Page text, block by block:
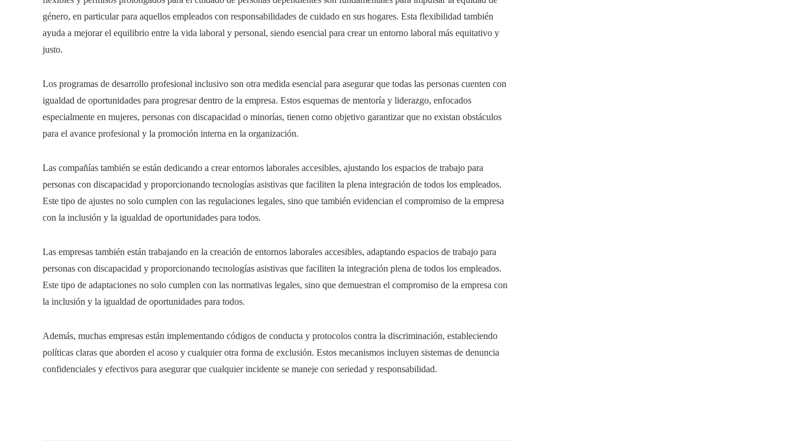
género, en particular para aquellos empleados con responsabilidades de cuidado en sus hogares. Esta flexibilidad también
ayuda a mejorar el equilibrio entre la vida laboral y personal, siendo esencial para crear un entorno laboral más equitativo y
justo.
Los programas de desarrollo profesional inclusivo son otra medida esencial para asegurar que todas las personas cuenten con
igualdad de oportunidades para progresar dentro de la empresa. Estos esquemas de mentoría y liderazgo, enfocados
especialmente en mujeres, personas con discapacidad o minorías, tienen como objetivo garantizar que no existan obstáculos
para el avance profesional y la promoción interna en la organización.
Las compañías también se están dedicando a crear entornos laborales accesibles, ajustando los espacios de trabajo para
personas con discapacidad y proporcionando tecnologías asistivas que faciliten la plena integración de todos los empleados.
Este tipo de ajustes no solo cumplen con las regulaciones legales, sino que también evidencian el compromiso de la empresa
con la inclusión y la igualdad de oportunidades para todos.
Las empresas también están trabajando en la creación de entornos laborales accesibles, adaptando espacios de trabajo para
personas con discapacidad y proporcionando tecnologías asistivas que faciliten la integración plena de todos los empleados.
Este tipo de adaptaciones no solo cumplen con las normativas legales, sino que demuestran el compromiso de la empresa con
la inclusión y la igualdad de oportunidades para todos.
Además, muchas empresas están implementando códigos de conducta y protocolos contra la discriminación, estableciendo
políticas claras que aborden el acoso y cualquier otra forma de exclusión. Estos mecanismos incluyen sistemas de denuncia
confidenciales y efectivos para asegurar que cualquier incidente se maneje con seriedad y responsabilidad.